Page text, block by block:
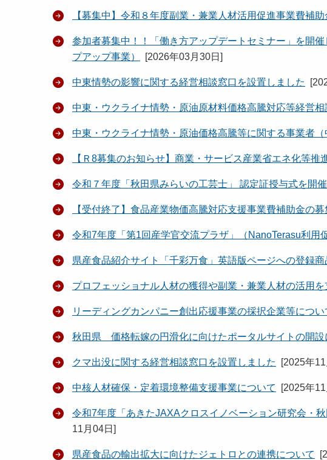
【募集中】令和８年度副業・兼業人材活用促進事業費補
参加者募集中！！「働き方アップデートセミナー」を開
プアップ事業）
[2026年03月30日 ]
中東情勢の影響に関する経営相談窓口を設置しました [
中東・ウクライナ情勢・原油原材料価格高騰対応等経営相
中東・ウクライナ情勢・原油価格高騰等に関する事業者
【Ｒ8募集のお知らせ】商業・サービス産業省エネ化等推
令和７年度「秋田県みらいの工芸士」 認定証授与式を開
【受付終了】食品産業物価高騰対応支援事業費補助金の
令和7年度「第1回産学官交流プラザ」（NanoTerasu利用
県産食品紹介サイト「千彩万食」英語版ページへの登録商
プロフェッショナル人材の獲得や副業・兼業人材の活用を
リーディングカンパニー創出応援事業の採択企業等につい
秋田県 価格転嫁の円滑化に向けたポータルサイトの開設
クマ出没に関する経営相談窓口を設置しました [2025年11
中核人材確保・定着環境整備支援事業について [2025年11
令和7年度「あきたJAXAクロスイノベーション研究会・
11月04日 ]
県産食品の輸出拡大に向けたジェトロとの連携について [